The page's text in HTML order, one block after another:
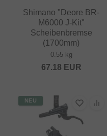
Shimano "Deore BR-
M6000 J-Kit"
Scheibenbremse
(1700mm)
0.55 kg
67.18 EUR
NEU